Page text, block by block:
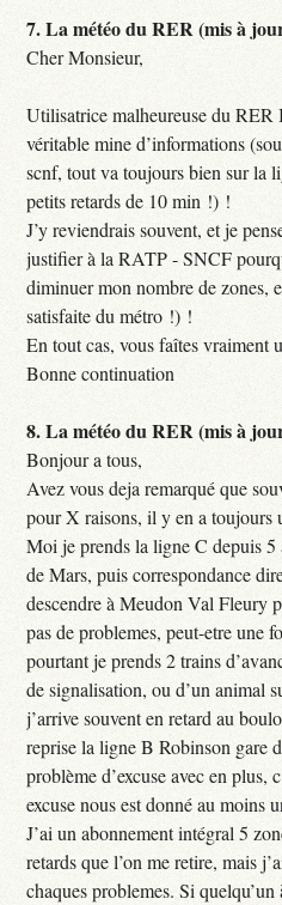
7.La météo du RER (mis à
Cher Monsieur,
Utilisatrice malheureuse du RER
véritable mine d’informations
scnf, tout va toujours bien sur la
petits retards de 10 min !) !
J’y reviendrais souvent, et je
justifier à la RATP - SNCF
diminuer mon nombre de zones,
satisfaite du métro !) !
En tout cas, vous faîtes vraiment
Bonne continuation
8.La météo du RER (mis à
Bonjour a tous,
Avez vous deja remarqué que
pour X raisons, il y en a toujours
Moi je prends la ligne C depuis 5
de Mars, puis correspondance
descendre à Meudon Val Fleury
pas de problemes, peut-etre une
pourtant je prends 2 trains
de signalisation, ou d’un animal
j’arrive souvent en retard au
reprise la ligne B Robinson gare
problème d’excuse avec en
excuse nous est donné au moins
J’ai un abonnement intégral 5
retards que l’on me retire, mais
chaques problemes. Si